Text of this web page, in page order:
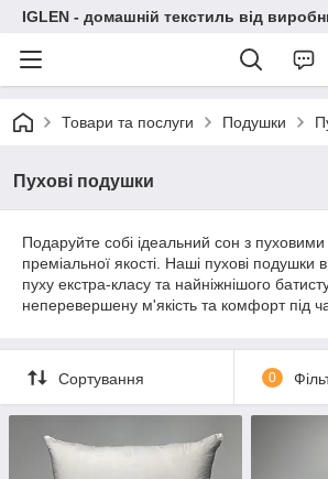
IGLEN - домашній текстиль від
Товари та послуги Подушки
Пухові подушки
Подаруйте собі ідеальний сон з
преміальної якості. Наші пухові подушки
пуху екстра-класу та найніжнішого
неперевершену м'якість та комфорт під
Сортування 0